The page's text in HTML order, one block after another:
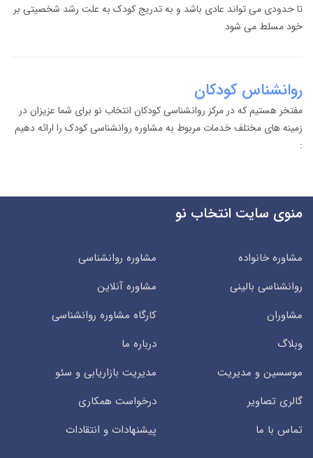
تا حدودی می تواند عادی باشد و به تدریج کودک به علت رشد شخصیتی بر
خود مسلط می شود
روانشناس کودکان
مفتخر هستیم که در مرکز روانشناسی کودکان انتخاب نو برای شما عزیزان در
زمینه های مختلف خدمات مربوط به مشاوره روانشناسی کودک را ارائه دهیم
:
منوی سایت انتخاب نو
مشاوره خانواده
مشاوره روانشناسی
روانشناسی بالینی
مشاوره آنلاین
مشاوران
کارگاه مشاوره روانشناسی
وبلاگ
درباره ما
موسسین و مدیریت
مدیریت بازاریابی و سئو
گالری تصاویر
درخواست همکاری
تماس با ما
پیشنهادات و انتقادات